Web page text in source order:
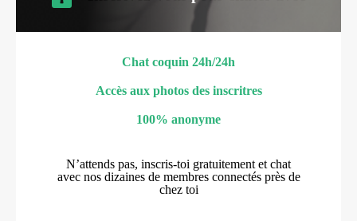
Chat coquin 24h/24h
Accès aux photos des inscritres
100% anonyme
N’attends pas, inscris-toi gratuitement et chat
avec nos dizaines de membres connectés près de
chez toi